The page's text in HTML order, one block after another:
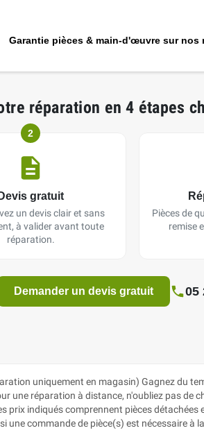
Garantie pièces & main-d'œuvre sur nos
réparation en 4 étapes
2
gratuit
un devis clair et sans
à valider avant toute
réparation.
Pièces de
remise
Demander un devis gratuit 05
uniquement en magasin) Gagnez du
une réparation à distance, n'oubliez pas de
indiqués comprennent pièces détachées
une commande de pièce(s) est nécessaire